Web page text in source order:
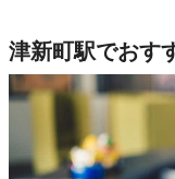
津新町駅でおす